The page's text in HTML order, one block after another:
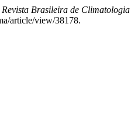
Revista Brasileira de Climatologia
article/view/38178.